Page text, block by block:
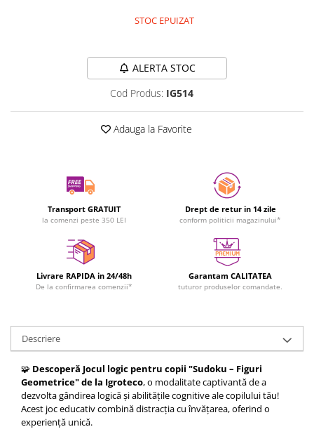
STOC EPUIZAT
ALERTA STOC
Cod Produs: IG514
Adauga la Favorite
Transport GRATUIT
la comenzi peste 350 LEI
Drept de retur in 14 zile
conform politicii magazinului*
Livrare RAPIDA in 24/48h
De la confirmarea comenzii*
Garantam CALITATEA
tuturor produselor comandate.
Descriere
🧩 Descoperă Jocul logic pentru copii "Sudoku – Figuri
Geometrice" de la Igroteco, o modalitate captivantă de a
dezvolta gândirea logică și abilitățile cognitive ale copilului tău!
Acest joc educativ combină distracția cu învățarea, oferind o
experiență unică.